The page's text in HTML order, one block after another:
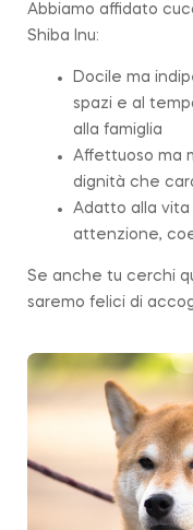
Abbiamo affidato
Shiba Inu:
Docile ma
spazi e al
alla famiglia
Affettuoso ma
dignità che
Adatto alla
attenzione,
Se anche tu cerchi
saremo felici di